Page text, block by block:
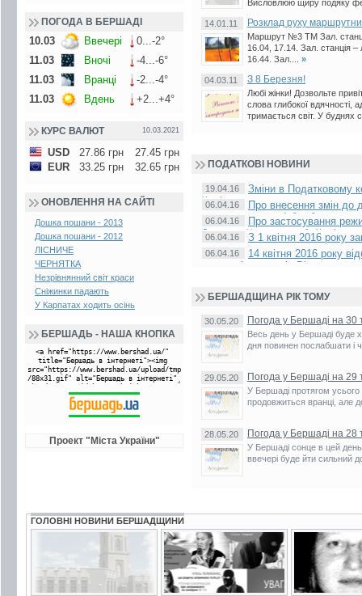
Юзько Олександр
ПОГОДА В БЕРШАДІ
10.03 Ввечері
0...-2°
11.03
Вночі
-4...-6°
11.03
Вранці
-2...-4°
11.03
Вдень +2...+4°
КУРС ВАЛЮТ 10.03.2021
USD 27.86 грн
27.45 грн
EUR
33.25 грн 32.65 грн
ОНОВЛЕННЯ НА САЙТІ
Дошка пошани - 2013
Дошка пошани - 2012
ЛІСНИЧЕ
ЧЕРНЯТКА
Незрівнянний світ краси
Сніжинки падають
У Карпатах ходить осінь
БЕРШАДЬ - НАША КНОПКА
Проект "Міста України"
Висловлюю щиру подяку
14.01.11 Розклад руху
Маршрут №3 ТМ Зал.
16.04, 17.14. Зал. станція
16.44. Зал.... »
04.03.11 З 8 Березня!
Любі жінки! Дозвольте
слова глибокої вдячності,
тримається світ. У буднях
ПОДАТКОВІ НОВИНИ
19.04.16 Зміни в Податковому
України
06.04.16 Про внесення змін до
виконання вимог пп. 1, 2 та 3 доручення
06.04.16 Про застосування
Державна фіскальна служба України у
06.04.16
З 1 квітня 2016 року
накладної/ Державна фіскальна
06.04.16
14 квітня 2016 року
платників податків
БЕРШАДЩИНА РІК ТОМУ
30.05.20 Погода у Бершаді на 30
Весь день у Бершаді буде
дня повинен послабшати і
29.05.20 Погода у Бершаді на 29
У Бершаді протягом
продовжиться вранці, але
28.05.20 Погода у Бершаді на 28
У Бершаді сонце в цей
ввечері буде йти сильний
ГОЛОВНІ НОВИНИ БЕРШАДЩИНИ